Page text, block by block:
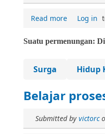
Read more Log in
Suatu permenungan:
Surga Hidup
Belajar
Submitted by victorc